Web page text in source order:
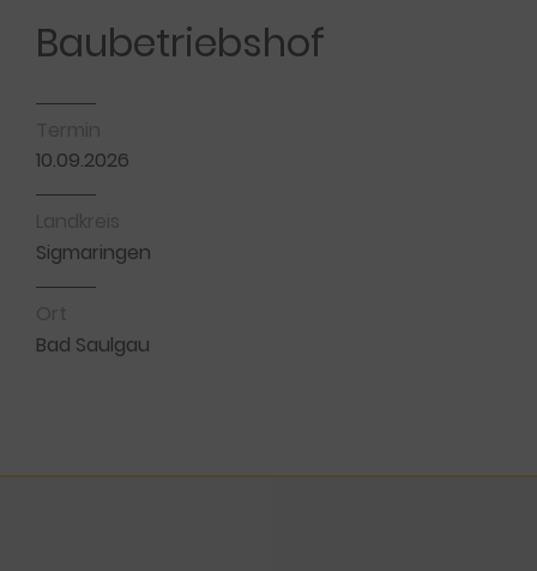
Baubetriebshof
10.09.2026
Sigmaringen
Bad Saulgau